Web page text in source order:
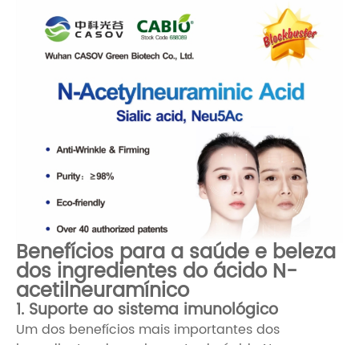
Benefícios para a saúde e beleza
dos ingredientes do ácido N-
acetilneuramínico
1. Suporte ao sistema imunológico
Um dos benefícios mais importantes dos